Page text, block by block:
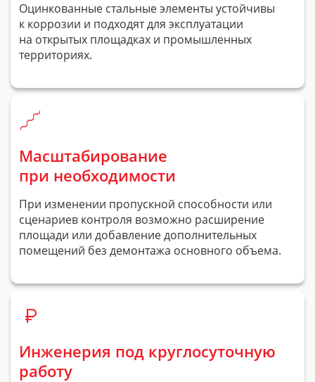
Оцинкованные стальные элементы устойчивы
к коррозии и подходят для эксплуатации
на открытых площадках и промышленных
территориях.
Масштабирование
при необходимости
При изменении пропускной способности или
сценариев контроля возможно расширение
площади или добавление дополнительных
помещений без демонтажа основного объема.
Инженерия под круглосуточную
работу